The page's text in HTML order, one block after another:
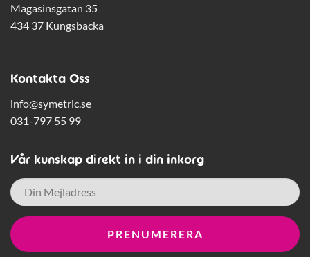
Magasinsgatan 35
434 37 Kungsbacka
Kontakta Oss
info@symetric.se
031-797 55 99
Vår kunskap direkt in i din inkorg
E-
post *